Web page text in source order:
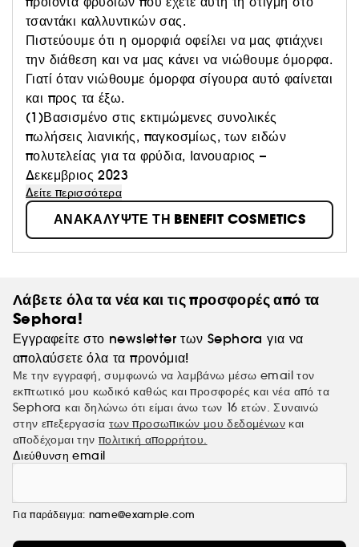
τσαντάκι καλλυντικών σας.
Πιστεύουμε ότι η ομορφιά οφείλει να μας φτιάχνει
την διάθεση και να μας κάνει να νιώθουμε όμορφα.
Γιατί όταν νιώθουμε όμορφα σίγουρα αυτό φαίνεται
και προς τα έξω.
(1)Βασισμένο στις εκτιμώμενες συνολικές
πωλήσεις λιανικής, παγκοσμίως, των ειδών
πολυτελείας για τα φρύδια, Ιανουαριος –
Δεκεμβριος 2023
Δείτε περισσότερα
ΑΝΑΚΑΛΥΨΤΕ ΤΗ BENEFIT COSMETICS
Λάβετε όλα τα νέα και τις προσφορές από τα
Sephora!
Εγγραφείτε στο newsletter των Sephora για να
απολαύσετε όλα τα προνόμια!
Με την εγγραφή, συμφωνώ να λαμβάνω μέσω email τον
εκπτωτικό μου κωδικό καθώς και προσφορές και νέα από τα
Sephora και δηλώνω ότι είμαι άνω των 16 ετών. Συναινώ
στην επεξεργασία των προσωπικών μου δεδομένων και
αποδέχομαι την πολιτική απορρήτου.
Διεύθυνση email
Για παράδειγμα: name@example.com